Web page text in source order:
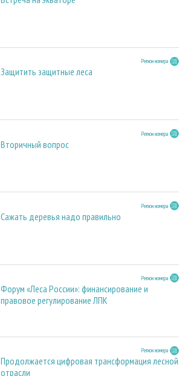
Регион номера
Защитить защитные леса
Регион номера
Вторичный вопрос
Регион номера
Сажать деревья надо правильно
Регион номера
Форум «Леса России»: финансирование и
правовое регулирование ЛПК
Регион номера
Продолжается цифровая трансформация лесной
отрасли